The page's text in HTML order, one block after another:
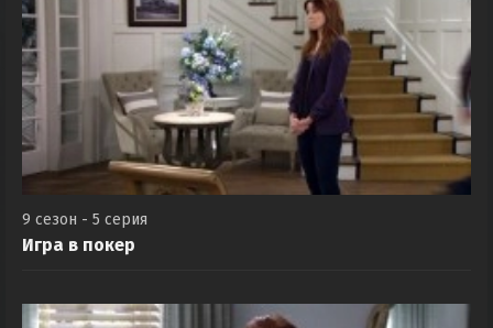
9 сезон - 5 серия
Игра в покер